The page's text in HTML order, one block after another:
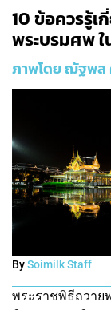
10 ข้อควรรู้เ
พระบรมศพ
ภาพโดย ฌัฐพล
BySoimilk Staff
พระราชพิธีถวาย